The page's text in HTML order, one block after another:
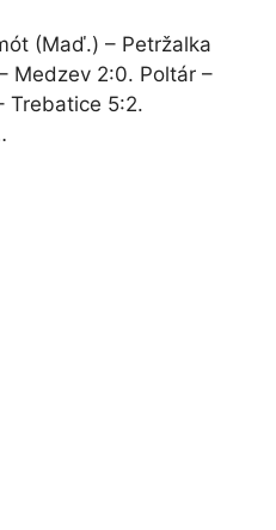
(Maď.) – Petržalka
Medzev 2:0. Poltár –
Trebatice 5:2.